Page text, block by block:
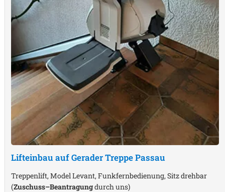
Lifteinbau auf Gerader TreppePassau
Treppenlift, Model Levant, Funkfernbedienung, Sitz drehbar
(Zuschuss–Beantragungdurch uns)